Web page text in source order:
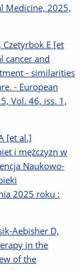
Medicine, 2025,
Czetyrbok E [et
cancer and
- similarities
- European
Vol. 46, iss. 1,
[et al.]
i mężczyzn w
Naukowo-
2025 roku :
Aebisher D,
in the
of the